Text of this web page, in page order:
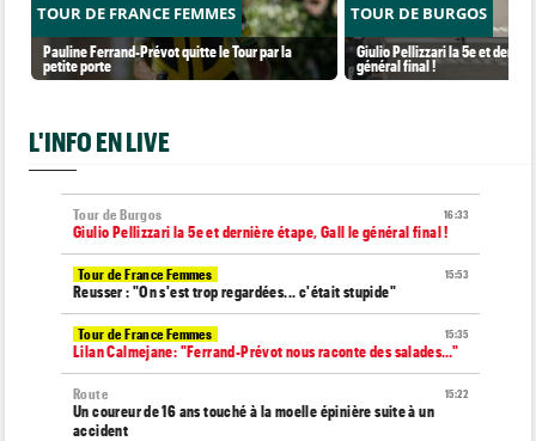
TOUR DE FRANCE FEMMES
Pauline Ferrand-Prévot quitte le Tour par la
petite porte
TOUR DE BURGOS
Giulio Pellizzari la 5e et
général final !
L'INFO EN LIVE
16:33
Tour de Burgos
Giulio Pellizzari la 5e et dernière étape, Gall le général final !
15:53
Tour de France Femmes
Reusser : "On s'est trop regardées... c'était stupide"
15:35
Tour de France Femmes
Lilan Calmejane: "Ferrand-Prévot nous raconte des salades…"
15:22
Route
Un coureur de 16 ans touché à la moelle épinière suite à un
accident